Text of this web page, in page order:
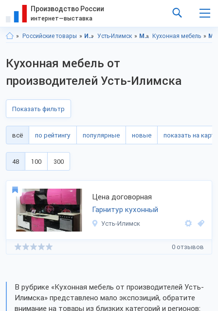
Производство России
интернет—выставка
Российские товары Иркутская область Усть-Илимск Мебель Кухонная мебель
Кухонная мебель от
производителей Усть-Илимска
Показать фильтр
всё по рейтингу популярные новые показать на карте
48 100 300
Цена договорная
Гарнитур кухонный
Усть-Илимск
0 отзывов
В рубрике «Кухонная мебель от производителей Усть-
Илимска» представлено мало экспозиций, обратите
внимание на товары из близких категорий и регионов: